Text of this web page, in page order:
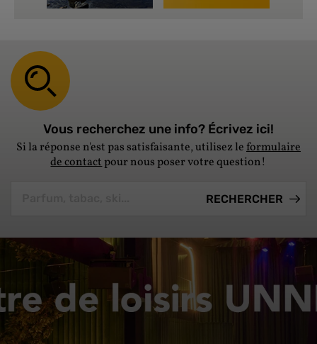
Vous recherchez une info? Écrivez ici!
Si la réponse n'est pas satisfaisante, utilisez leformulaire
de contactpour nous poser votre question!